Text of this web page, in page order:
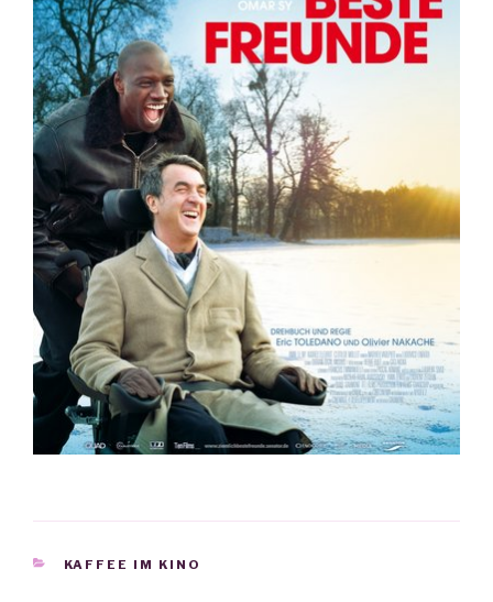
KATEGORIEN
KAFFEE IM KINO